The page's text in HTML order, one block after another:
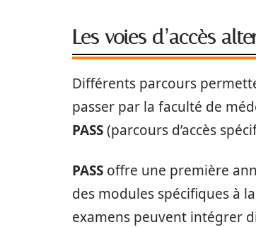
Les voies d’accès
Différents parcours
passer par la faculté de
PASS(parcours d’accès
PASS offre une première
des modules spécifiques à
examens peuvent intégrer